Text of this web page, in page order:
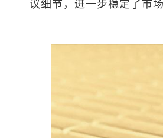
议细节，进一步稳定了市场